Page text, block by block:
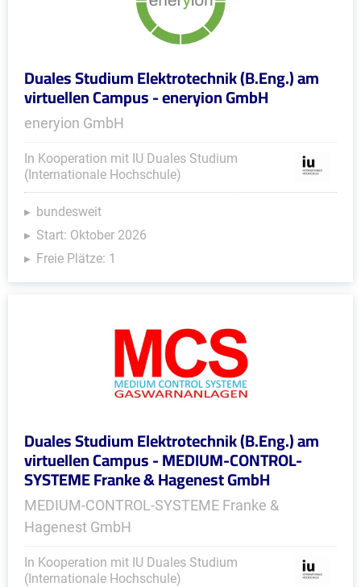
Duales Studium Elektrotechnik (B.Eng.) am
virtuellen Campus - eneryion GmbH
eneryion GmbH
In Kooperation mit IU Duales Studium
(Internationale Hochschule)
bundesweit
Start: Oktober 2026
Freie Plätze: 1
Duales Studium Elektrotechnik (B.Eng.) am
virtuellen Campus - MEDIUM-CONTROL-
SYSTEME Franke & Hagenest GmbH
MEDIUM-CONTROL-SYSTEME Franke &
Hagenest GmbH
In Kooperation mit IU Duales Studium
(Internationale Hochschule)